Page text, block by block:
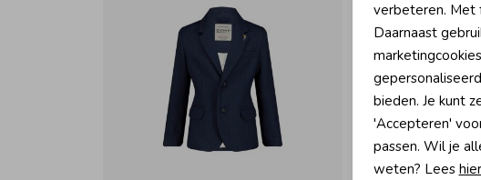
Analytische
verbeteren. Met
Daarnaast
bieden. Je kunt
'Accepteren'
passen. Wil je
weten? Lees hier